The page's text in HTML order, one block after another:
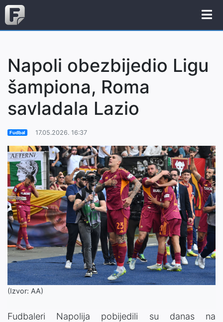
Napoli obezbijedio Ligu
šampiona, Roma
savladala Lazio
Fudbal 17.05.2026. 16:37
(Izvor: AA)
Fudbaleri Napolija pobijedili su danas na